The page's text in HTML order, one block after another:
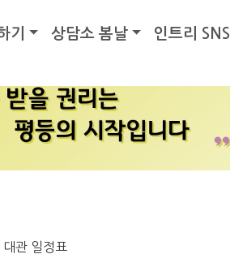
기 상담소 봄날 인트리 SNS
대관 일정표